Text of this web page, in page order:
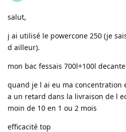
salut,
j ai utilisé le powercone 250 (je
d ailleur).
mon bac fessais 700l+100l decante
quand je l ai eu ma concentration
a un retard dans la livraison de l
moin de 10 en 1 ou 2 mois
efficacité top